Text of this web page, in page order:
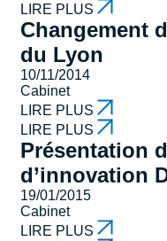
LIRE PLUS
Changement
du Lyon
10/11/2014
Cabinet
LIRE PLUS
LIRE PLUS
Présentation
d’innovation
19/01/2015
Cabinet
LIRE PLUS